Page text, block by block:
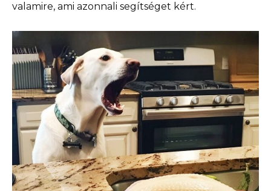
valamire, ami azonnali segítséget kért.